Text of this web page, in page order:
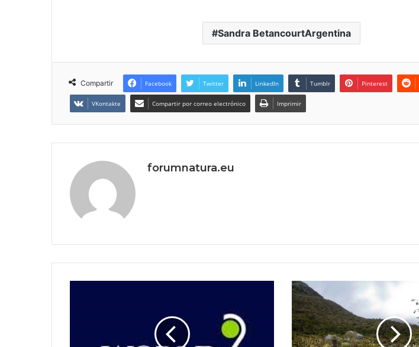
Sandra BetancourtArgentina
Compartir Facebook Twitter LinkedIn Tumblr Pinterest
VKontakte Compartir por correo electrónico Imprimir
forumnatura.eu